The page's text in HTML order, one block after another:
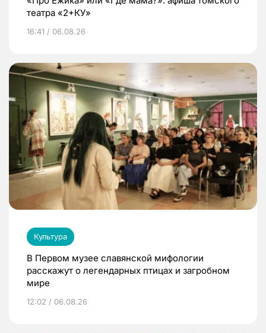
театра «2+КУ»
16:41 / 06.08.26
Культура
В Первом музее славянской мифологии
расскажут о легендарных птицах и загробном
мире
12:02 / 06.08.26